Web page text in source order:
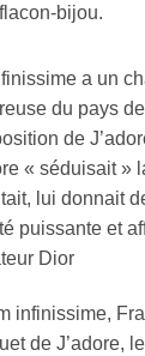
bijou.
a un
du pays
de
« séduisait »
lui donnait
puissante et
Dior
infinissime,
de J’adore,